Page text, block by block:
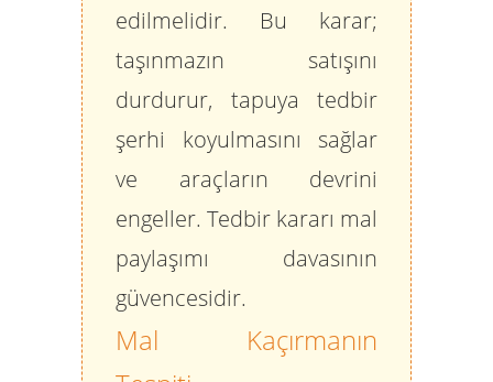
edilmelidir. Bu karar;
taşınmazın satışını
durdurur, tapuya tedbir
şerhi koyulmasını sağlar
ve araçların devrini
engeller. Tedbir kararı mal
paylaşımı davasının
güvencesidir.
Mal Kaçırmanın